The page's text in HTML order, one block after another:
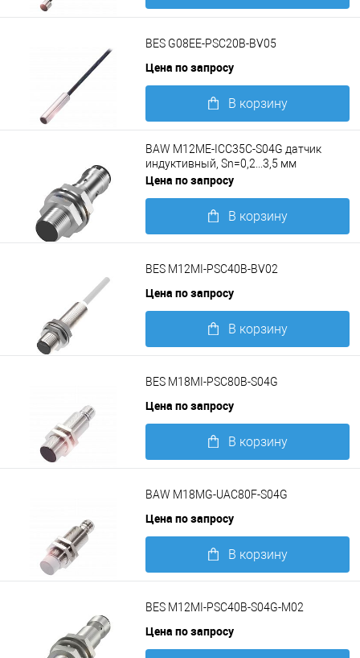
BES G08EE-PSC20B-BV05
Цена по запросу
В корзину
Подробнее
BAW M12ME-ICC35C-S04G датчик
индуктивный, Sn=0,2...3,5 мм
Цена по запросу
В корзину
BES M12MI-PSC40B-BV02
Цена по запросу
В корзину
BES M18MI-PSC80B-S04G
Цена по запросу
В корзину
BAW M18MG-UAC80F-S04G
Цена по запросу
В корзину
BES M12MI-PSC40B-S04G-M02
Цена по запросу